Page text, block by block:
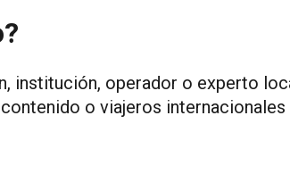
institución, operador o experto
o viajeros